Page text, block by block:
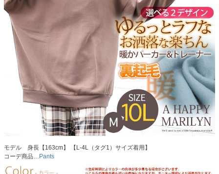
モデル 身長【163cm】 【L-4L（タグ1）サイズ着用】
コーデ商品… Pants